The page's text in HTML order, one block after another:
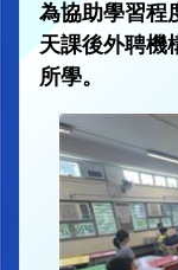
為協助學習程
天課後外聘機
所學。